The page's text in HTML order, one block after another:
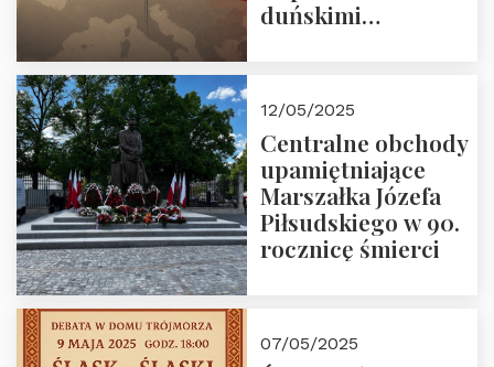
duńskimi
12/05/2025
Centralne obchody
upamiętniające
Marszałka Józefa
Piłsudskiego w 90.
rocznicę śmierci
07/05/2025